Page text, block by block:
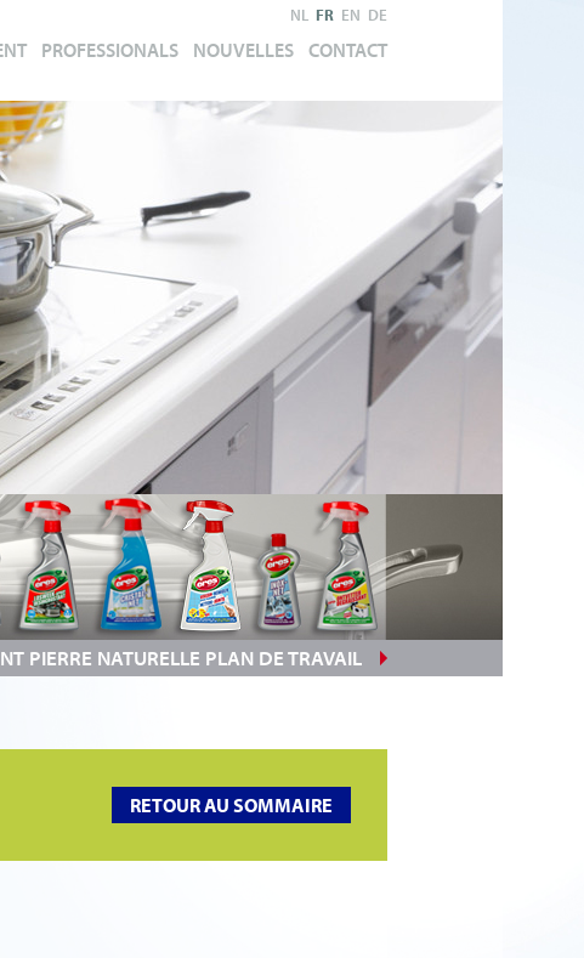
PROFESSIONALS NOUVELLES CONTACT
NL FR EN DE
PIERRE NATURELLE PLAN DE TRAVAIL
RETOUR AU SOMMAIRE